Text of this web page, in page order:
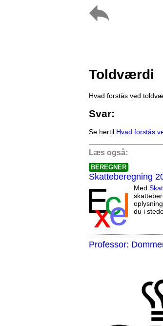
Toldværdi
Hvad forstås ved
Svar:
Se hertil Hvad forstås
Læs også:
BEREGNER
Skatteberegning
Med
du i
Professor: